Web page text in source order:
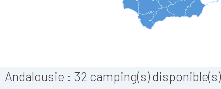
Andalousie : 32 camping(s) disponible(s)